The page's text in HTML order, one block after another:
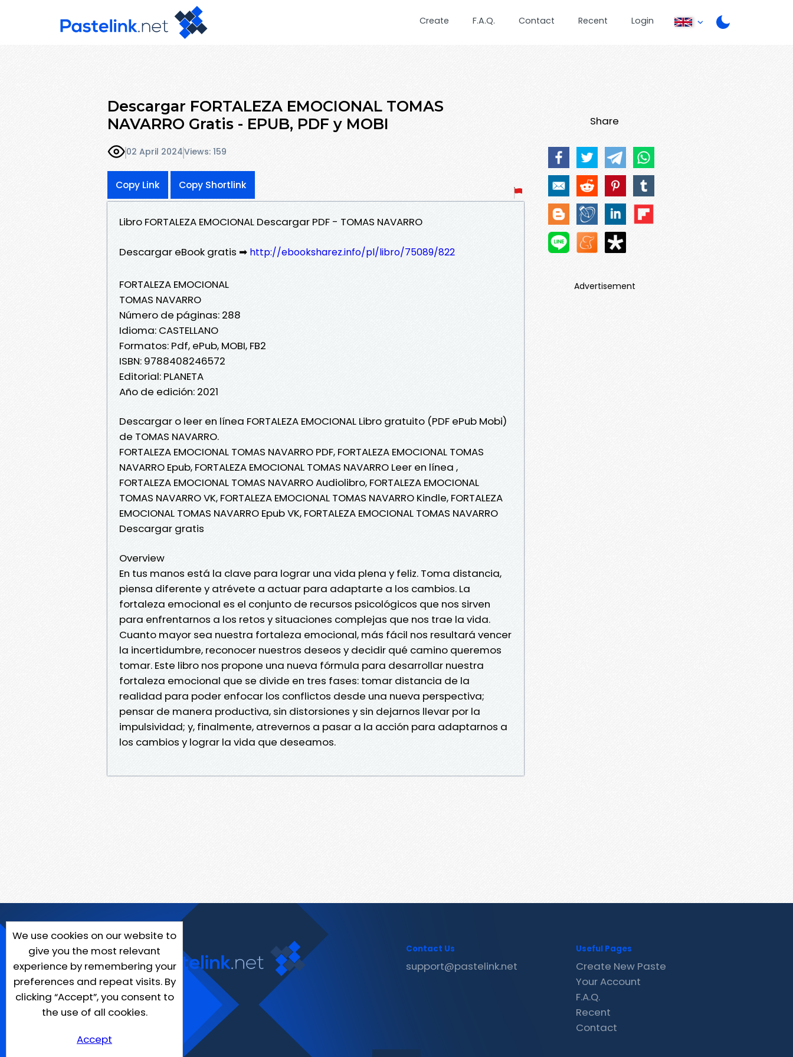
Create F.A.Q. Contact Recent Login
Descargar FORTALEZA EMOCIONAL TOMAS
NAVARRO Gratis - EPUB, PDF y MOBI
02 April 2024Views: 159
Copy Link Copy Shortlink
Libro FORTALEZA EMOCIONAL Descargar PDF - TOMAS NAVARRO
Descargar eBook gratis ➡ http://ebooksharez.info/pl/libro/75089/822
FORTALEZA EMOCIONAL
TOMAS NAVARRO
Número de páginas: 288
Idioma: CASTELLANO
Formatos: Pdf, ePub, MOBI, FB2
ISBN: 9788408246572
Editorial: PLANETA
Año de edición: 2021
Descargar o leer en línea FORTALEZA EMOCIONAL Libro gratuito (PDF ePub Mobi)
de TOMAS NAVARRO.
FORTALEZA EMOCIONAL TOMAS NAVARRO PDF, FORTALEZA EMOCIONAL TOMAS
NAVARRO Epub, FORTALEZA EMOCIONAL TOMAS NAVARRO Leer en línea ,
FORTALEZA EMOCIONAL TOMAS NAVARRO Audiolibro, FORTALEZA EMOCIONAL
TOMAS NAVARRO VK, FORTALEZA EMOCIONAL TOMAS NAVARRO Kindle, FORTALEZA
EMOCIONAL TOMAS NAVARRO Epub VK, FORTALEZA EMOCIONAL TOMAS NAVARRO
Descargar gratis
Overview
En tus manos está la clave para lograr una vida plena y feliz. Toma distancia,
piensa diferente y atrévete a actuar para adaptarte a los cambios. La
fortaleza emocional es el conjunto de recursos psicológicos que nos sirven
para enfrentarnos a los retos y situaciones complejas que nos trae la vida.
Cuanto mayor sea nuestra fortaleza emocional, más fácil nos resultará vencer
la incertidumbre, reconocer nuestros deseos y decidir qué camino queremos
tomar. Este libro nos propone una nueva fórmula para desarrollar nuestra
fortaleza emocional que se divide en tres fases: tomar distancia de la
realidad para poder enfocar los conflictos desde una nueva perspectiva;
pensar de manera productiva, sin distorsiones y sin dejarnos llevar por la
impulsividad; y, finalmente, atrevernos a pasar a la acción para adaptarnos a
los cambios y lograr la vida que deseamos.
Share
Advertisement
We use cookies on our website to
give you the most relevant
experience by remembering your
preferences and repeat visits. By
clicking “Accept”, you consent to
the use of all cookies.
Accept
Contact Us
support@pastelink.net
Useful Pages
Create New Paste
Your Account
F.A.Q.
Recent
Contact